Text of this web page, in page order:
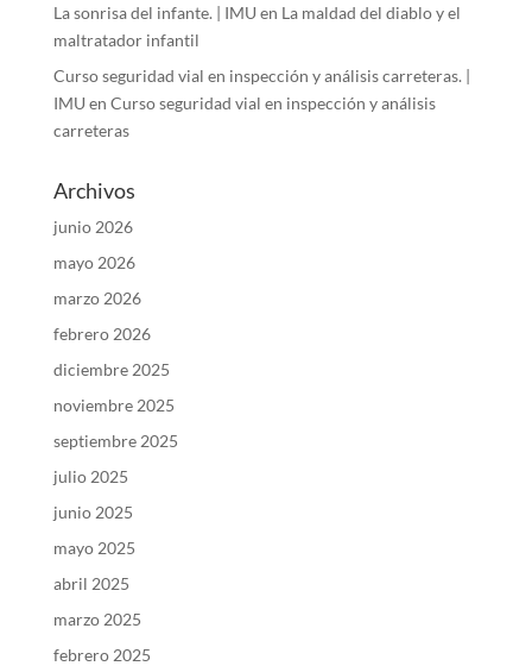
La sonrisa del infante. | IMU en La maldad del diablo y el
maltratador infantil
Curso seguridad vial en inspección y análisis carreteras. |
IMU en Curso seguridad vial en inspección y análisis
carreteras
Archivos
junio 2026
mayo 2026
marzo 2026
febrero 2026
diciembre 2025
noviembre 2025
septiembre 2025
julio 2025
junio 2025
mayo 2025
abril 2025
marzo 2025
febrero 2025